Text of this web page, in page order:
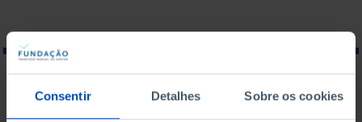
Consentir Detalhes Sobre os cookies